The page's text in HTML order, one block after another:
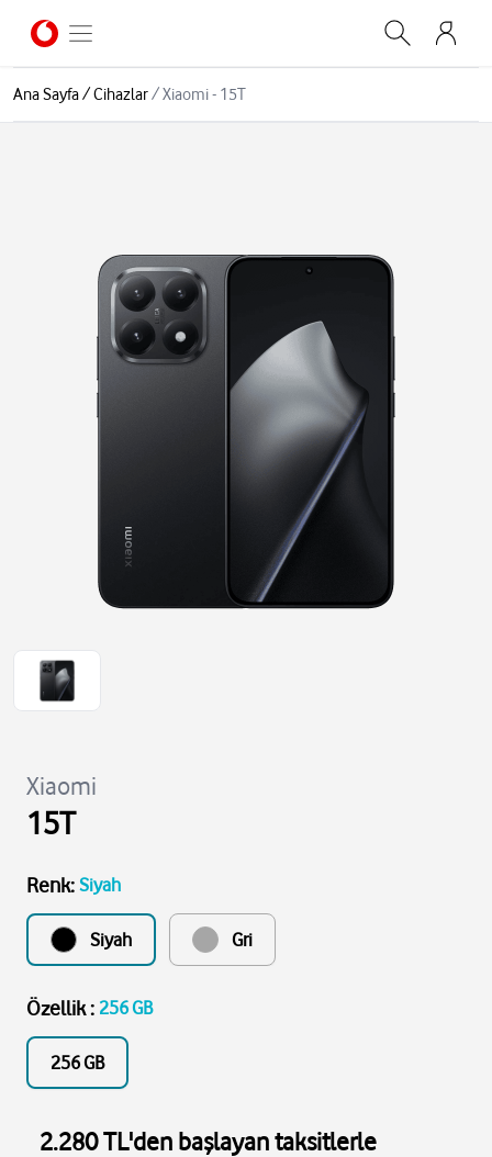
Ana Sayfa/Cihazlar/Xiaomi - 15T
Xiaomi
15T
Renk: Siyah
Siyah Gri
Özellik: 256 GB
256 GB
2.280 TL'den başlayan taksitlerle